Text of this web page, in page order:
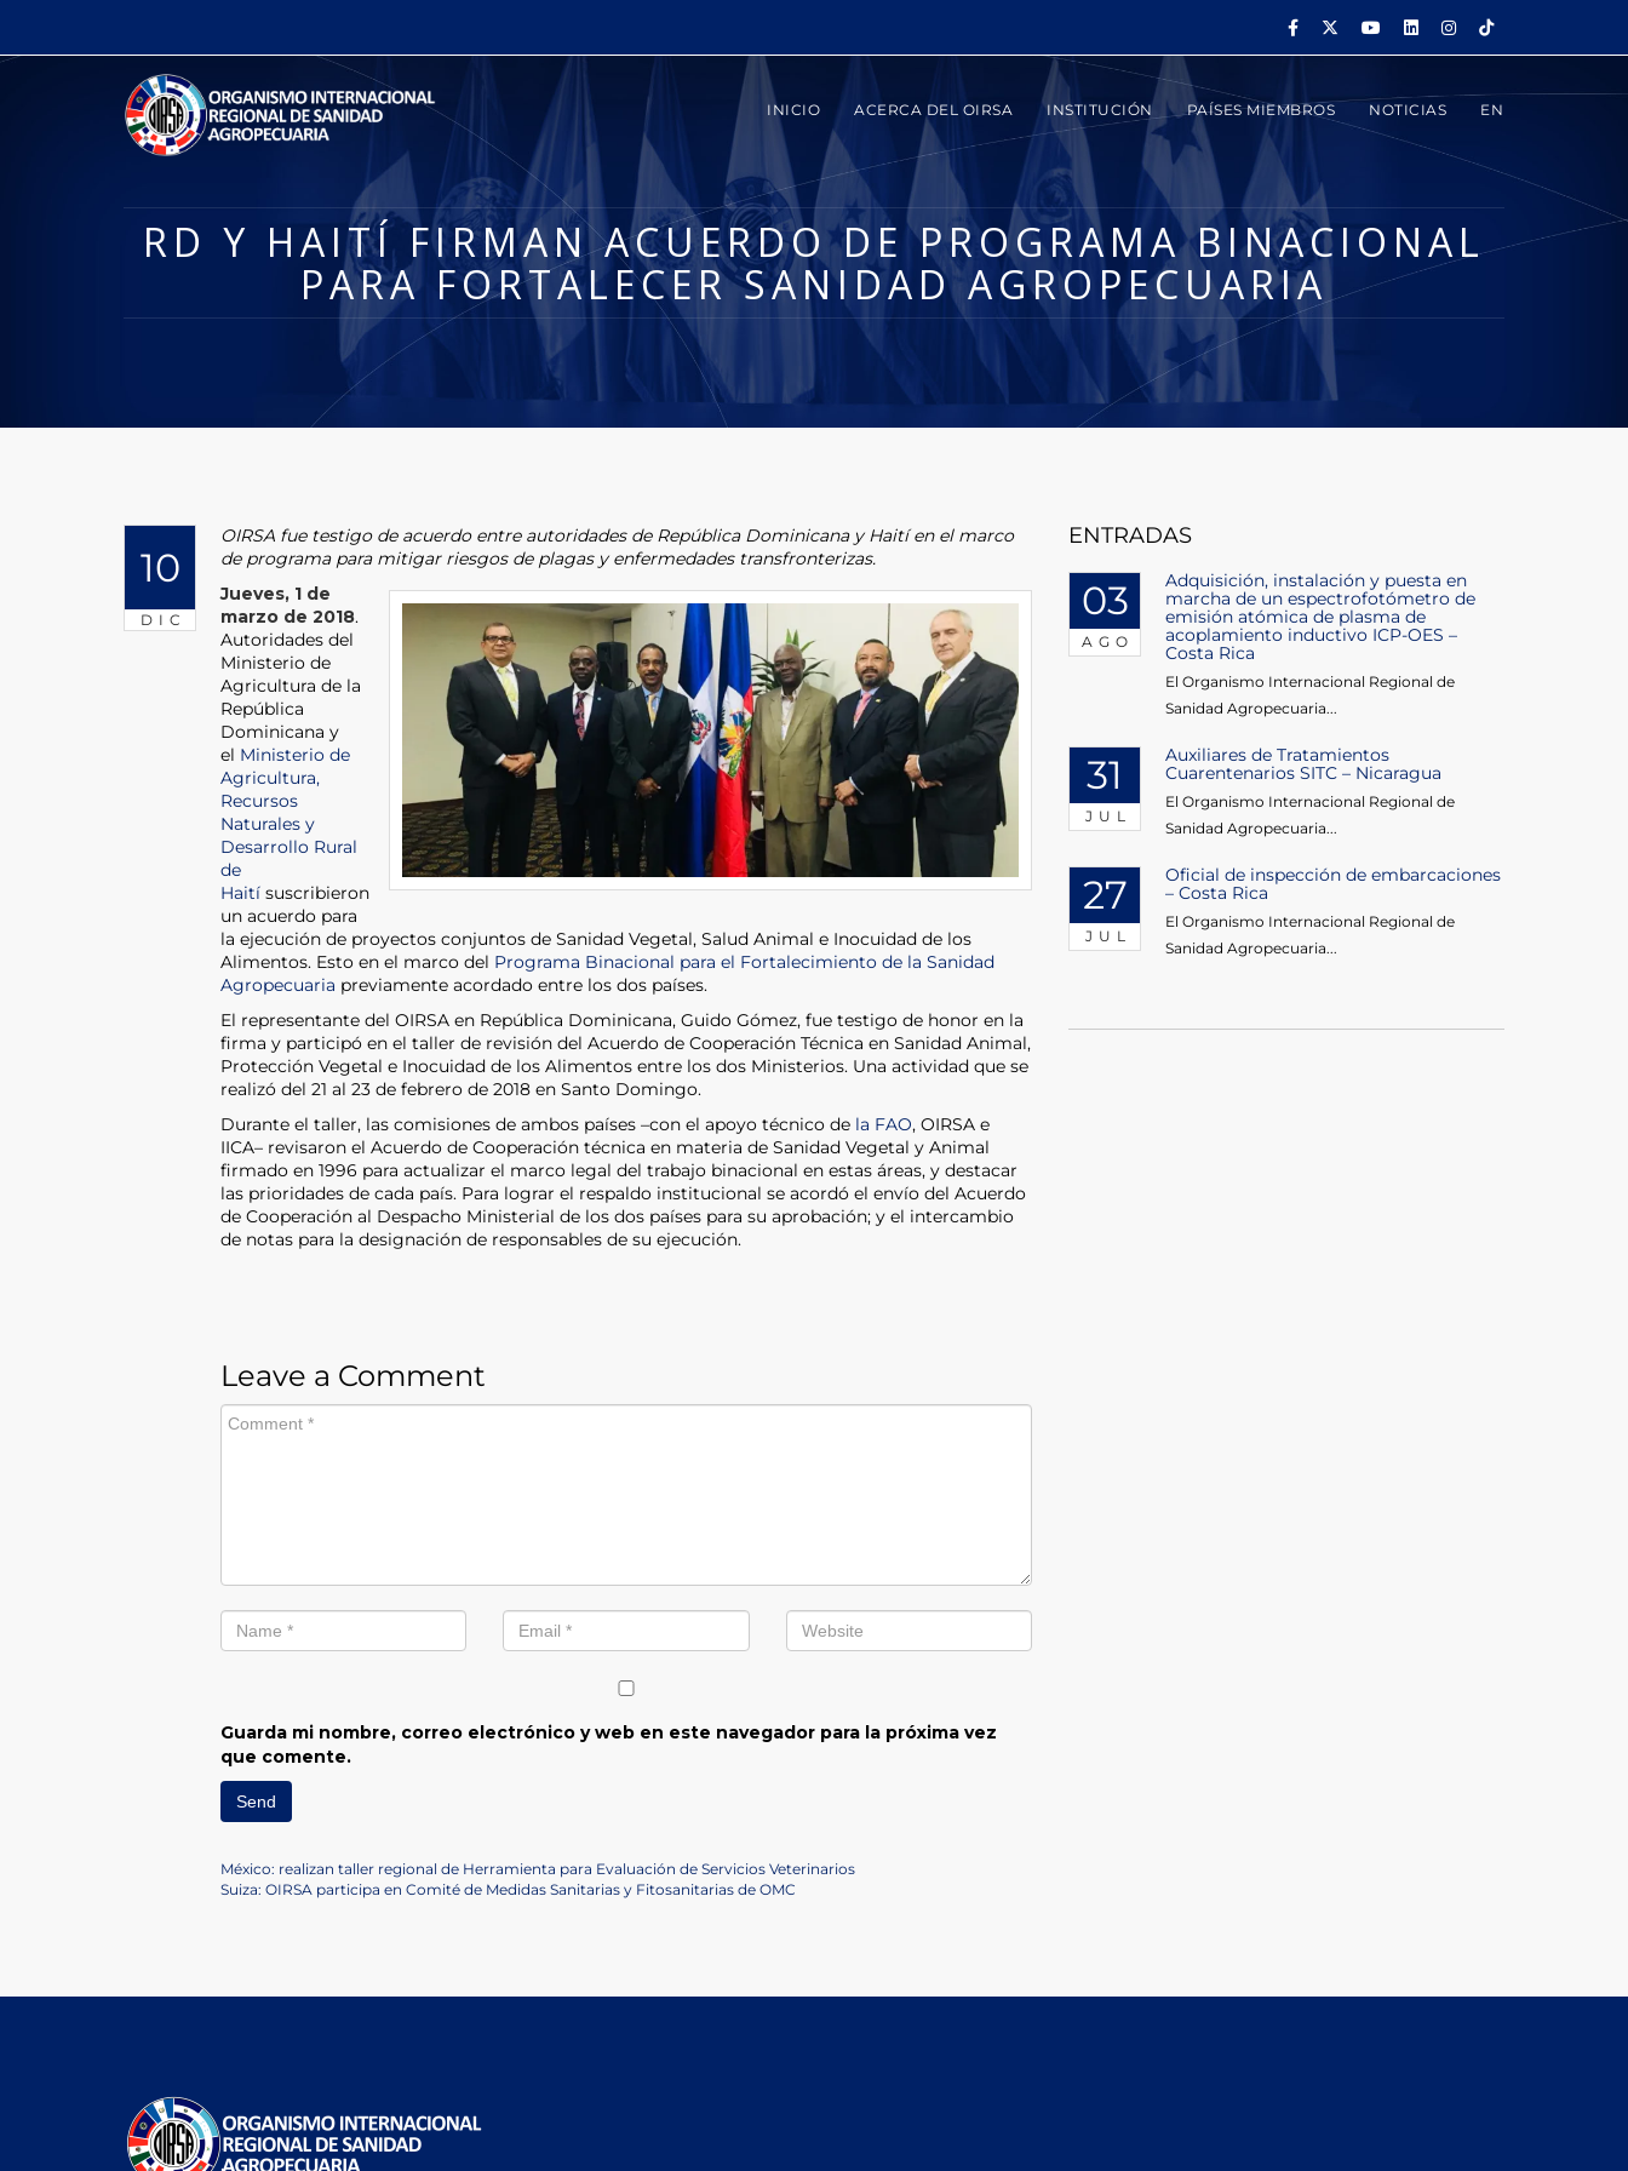
INICIO ACERCA DEL OIRSA INSTITUCIÓN PAÍSES MIEMBROS NOTICIAS EN
RD Y HAITÍ FIRMAN ACUERDO DE PROGRAMA BINACIONAL
PARA FORTALECER SANIDAD AGROPECUARIA
10
DIC
OIRSA fue testigo de acuerdo entre autoridades de República Dominicana y Haití en el marco
de programa para mitigar riesgos de plagas y enfermedades transfronterizas.
Jueves, 1 de
marzo de 2018.
Autoridades del
Ministerio de
Agricultura de la
República
Dominicana y
el Ministerio de
Agricultura,
Recursos
Naturales y
Desarrollo Rural
de
Haití suscribieron
un acuerdo para
la ejecución de proyectos conjuntos de Sanidad Vegetal, Salud Animal e Inocuidad de los
Alimentos. Esto en el marco del Programa Binacional para el Fortalecimiento de la Sanidad
Agropecuaria previamente acordado entre los dos países.
El representante del OIRSA en República Dominicana, Guido Gómez, fue testigo de honor en la
firma y participó en el taller de revisión del Acuerdo de Cooperación Técnica en Sanidad Animal,
Protección Vegetal e Inocuidad de los Alimentos entre los dos Ministerios. Una actividad que se
realizó del 21 al 23 de febrero de 2018 en Santo Domingo.
Durante el taller, las comisiones de ambos países –con el apoyo técnico de la FAO, OIRSA e
IICA– revisaron el Acuerdo de Cooperación técnica en materia de Sanidad Vegetal y Animal
firmado en 1996 para actualizar el marco legal del trabajo binacional en estas áreas, y destacar
las prioridades de cada país. Para lograr el respaldo institucional se acordó el envío del Acuerdo
de Cooperación al Despacho Ministerial de los dos países para su aprobación; y el intercambio
de notas para la designación de responsables de su ejecución.
Leave a Comment
Guarda mi nombre, correo electrónico y web en este navegador para la próxima vez
que comente.
Navegación
Previous
Post
México: realizan taller regional de Herramienta para Evaluación de Servicios Veterinarios
Next
Suiza: OIRSA participa en Comité de Medidas Sanitarias y Fitosanitarias de OMC
ENTRADAS
03
AGO
Adquisición, instalación y puesta en
marcha de un espectrofotómetro de
emisión atómica de plasma de
acoplamiento inductivo ICP-OES –
Costa Rica
El Organismo Internacional Regional de
Sanidad Agropecuaria...
31
JUL
Auxiliares de Tratamientos
Cuarentenarios SITC – Nicaragua
El Organismo Internacional Regional de
Sanidad Agropecuaria...
27
JUL
Oficial de inspección de embarcaciones
– Costa Rica
El Organismo Internacional Regional de
Sanidad Agropecuaria...